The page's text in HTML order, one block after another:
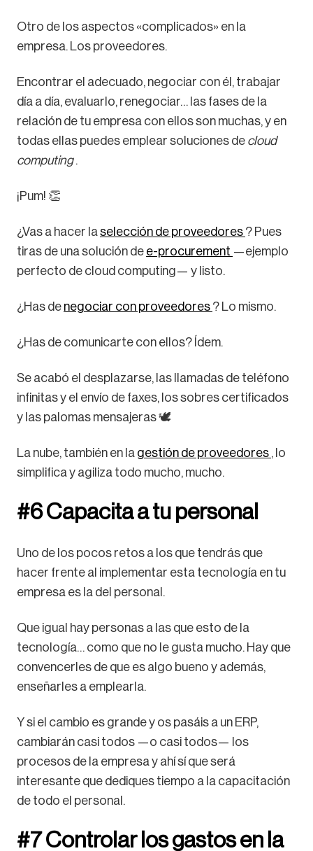
Otro de los aspectos «complicados» en la
empresa. Los proveedores.
Encontrar el adecuado, negociar con él, trabajar
día a día, evaluarlo, renegociar… las fases de la
relación de tu empresa con ellos son muchas, y en
todas ellas puedes emplear soluciones de cloud
computing.
¡Pum! 👏
¿Vas a hacer laselección de proveedores ? Pues
tiras de una solución de e-procurement —ejemplo
perfecto de cloud computing— y listo.
¿Has de negociar con proveedores ? Lo mismo.
¿Has de comunicarte con ellos? Ídem.
Se acabó el desplazarse, las llamadas de teléfono
infinitas y el envío de faxes, los sobres certificados
y las palomas mensajeras 🕊️
La nube, también en la gestión de proveedores , lo
simplifica y agiliza todo mucho, mucho.
#6 Capacita a tu personal
Uno de los pocos retos a los que tendrás que
hacer frente al implementar esta tecnología en tu
empresa es la del personal.
Que igual hay personas a las que esto de la
tecnología… como que no le gusta mucho. Hay que
convencerles de que es algo bueno y además,
enseñarles a emplearla.
Y si el cambio es grande y os pasáis a un ERP,
cambiarán casi todos —o casi todos— los
procesos de la empresa y ahí sí que será
interesante que dediques tiempo a la capacitación
de todo el personal.
#7 Controlar los gastos en la